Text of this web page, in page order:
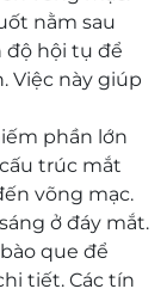
nằm sau
độ hội tụ để
Việc này giúp
phần lớn
trúc mắt
võng mạc.
ở đáy mắt.
que để
tiết. Các tín